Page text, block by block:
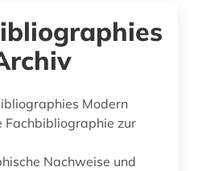
Modern
Fachbibliographie zur
Nachweise und